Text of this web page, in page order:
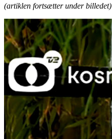
(artiklen fortsætter under billedet)